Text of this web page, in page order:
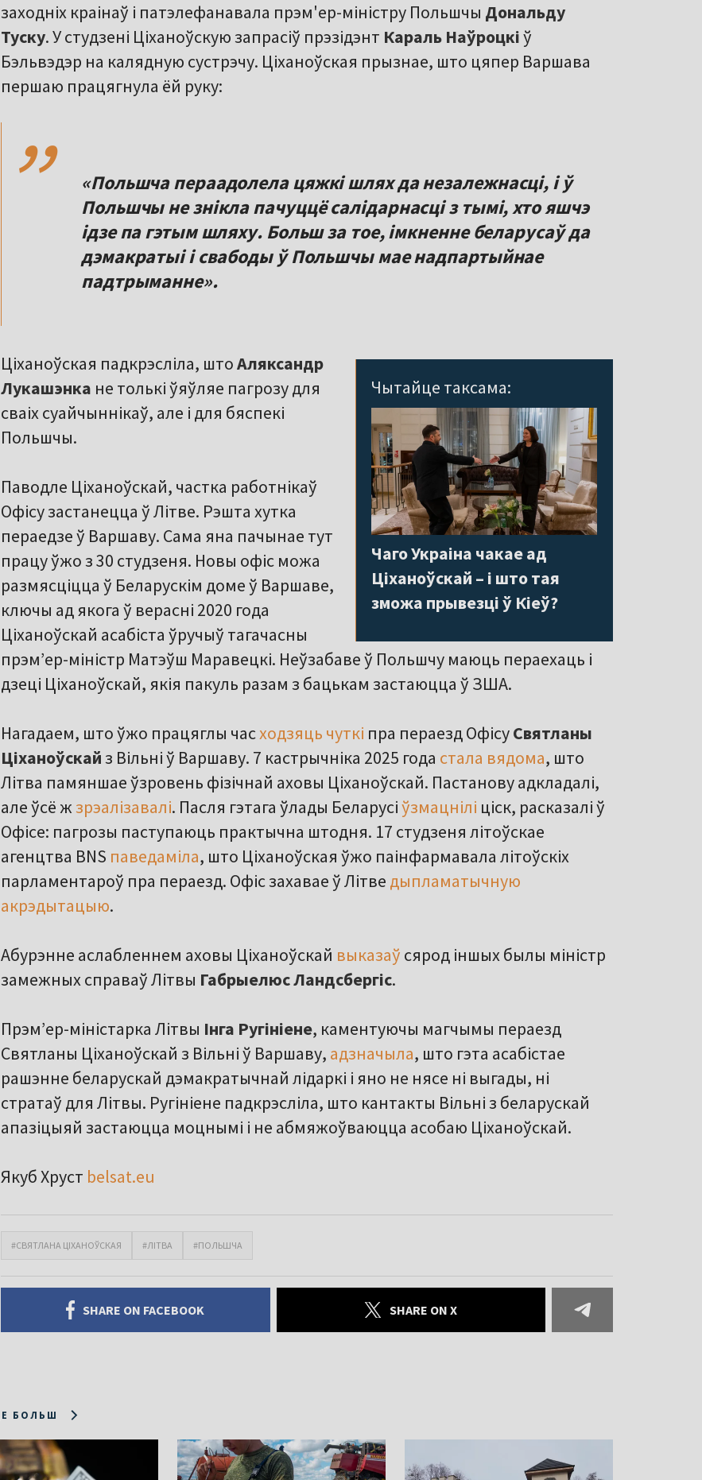
заходніх краінаў і патэлефанавала прэм'ер-міністру Польшчы Дональду
Туску. У студзені Ціханоўскую запрасіў прэзідэнт Караль Наўроцкіў
Бэльвэдэр на калядную сустрэчу. Ціханоўская прызнае, што цяпер Варшава
першаю працягнула ёй руку:
,,
«Польшча пераадолела цяжкі шлях да незалежнасці, і ў
Польшчы не знікла пачуццё салідарнасці з тымі, хто яшчэ
ідзе па гэтым шляху. Больш за тое, імкненне беларусаў да
дэмакратыі і свабоды ў Польшчы мае надпартыйнае
падтрыманне».
Чытайце таксама:
Чаго Украіна чакае ад
Ціханоўскай – і што тая
зможа прывезці ў Кіеў?
Ціханоўская падкрэсліла, штоАляксандр
Лукашэнка не толькі ўяўляе пагрозу для
сваіх суайчыннікаў, але і для бяспекі
Польшчы.
Паводле Ціханоўскай, частка работнікаў
Офісу застанецца ў Літве. Рэшта хутка
пераедзе ў Варшаву. Сама яна пачынае тут
працу ўжо з 30 студзеня. Новы офіс можа
размясціцца ў Беларускім доме ў Варшаве,
ключы ад якога ў верасні 2020 года
Ціханоўскай асабіста ўручыў тагачасны
прэмʼер-міністр Матэўш Маравецкі. Неўзабаве ў Польшчу маюць пераехаць і
дзеці Ціханоўскай, якія пакуль разам з бацькам застаюцца ў ЗША.
Нагадаем, што ўжо працяглы часходзяць чуткі пра пераезд ОфісуСвятланы
Ціханоўскайз Вільні ў Варшаву. 7 кастрычніка 2025 года стала вядома, што
Літва памяншае ўзровень фізічнай аховы Ціханоўскай. Пастанову адкладалі,
але ўсё ж зрэалізавалі. Пасля гэтага ўлады Беларусіўзмацнілі ціск, расказалі ў
Офісе: пагрозы паступаюць практычна штодня. 17 студзеня літоўскае
агенцтва BNS паведаміла, што Ціханоўская ўжо паінфармавала літоўскіх
парламентароў пра пераезд. Офіс захавае ў Літве дыпламатычную
акрэдытацыю.
Абурэнне аслабленнем аховы Ціханоўскай выказаў сярод іншых былы міністр
замежных справаў Літвы Габрыелюс Ландсбергіс.
Прэм’ер-міністарка Літвы Інга Ругініене, каментуючы магчымы пераезд
Святланы Ціханоўскай з Вільні ў Варшаву, адзначыла, што гэта асабістае
рашэнне беларускай дэмакратычнай лідаркі і яно не нясе ні выгады, ні
стратаў для Літвы. Ругініене падкрэсліла, што кантакты Вільні з беларускай
апазіцыяй застаюцца моцнымі і не абмяжоўваюцца асобаю Ціханоўскай.
Якуб Хруст belsat.eu
#СВЯТЛАНА ЦІХАНОЎСКАЯ #ЛІТВА #ПОЛЬШЧА
SHARE ON FACEBOOK SHARE ON X
БОЛЬШ